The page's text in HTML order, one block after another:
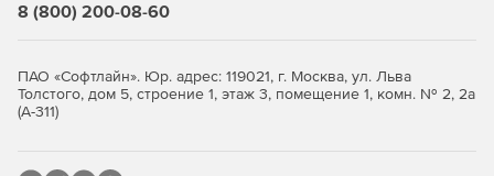
PowerPoint для мобильного обучения: можно
работает на всех устройствах.
8 (800) 200-08-60
ПАО «Софтлайн». Юр. адрес: 119021, г. Москва, ул. Льва
Толстого, дом 5, строение 1, этаж 3, помещение 1, комн. № 2, 2а
(А-311)